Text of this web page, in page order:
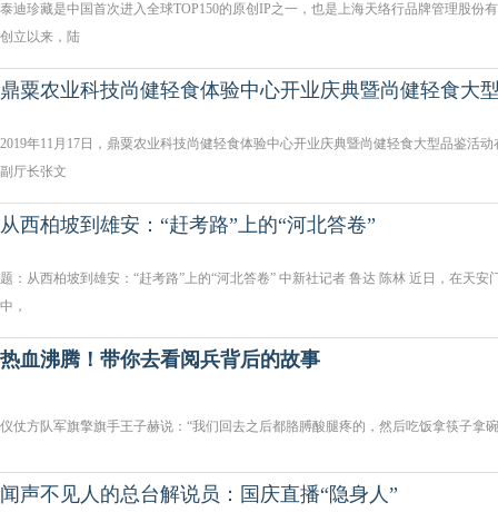
泰迪珍藏是中国首次进入全球TOP150的原创IP之一，也是上海天络行品牌管理股份
创立以来，陆
鼎粟农业科技尚健轻食体验中心开业庆典暨尚健轻食大
2019年11月17日，鼎粟农业科技尚健轻食体验中心开业庆典暨尚健轻食大型品鉴活
副厅长张文
从西柏坡到雄安：“赶考路”上的“河北答卷”
题：从西柏坡到雄安：“赶考路”上的“河北答卷” 中新社记者 鲁达 陈林 近日，在天
中，
热血沸腾！带你去看阅兵背后的故事
仪仗方队军旗擎旗手王子赫说：“我们回去之后都胳膊酸腿疼的，然后吃饭拿筷子拿
闻声不见人的总台解说员：国庆直播“隐身人”